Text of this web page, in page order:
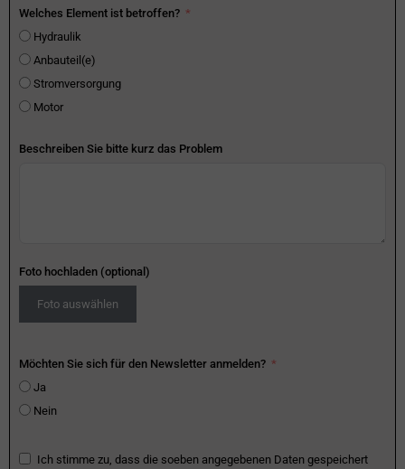
Welches Element ist betroffen?
Hydraulik
Anbauteil(e)
Stromversorgung
Motor
Beschreiben Sie bitte kurz das Problem
Foto hochladen (optional)
Foto auswählen
Möchten Sie sich für den Newsletter anmelden?
Ja
Nein
Ich stimme zu, dass die soeben angegebenen Daten gespeichert